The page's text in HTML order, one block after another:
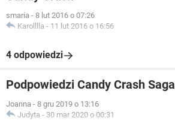
smaria - 8 lut 2016 o 07:26
Karolllla - 11 lut 2016 o 16:56
4 odpowiedzi
Podpowiedzi Candy Crash Saga
Joanna - 8 gru 2019 o 13:16
Judyta - 30 mar 2020 o 00:31